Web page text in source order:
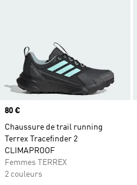
Prix
80 €
Chaussure de trail running
Terrex Tracefinder 2
CLIMAPROOF
Femmes TERREX
2 couleurs